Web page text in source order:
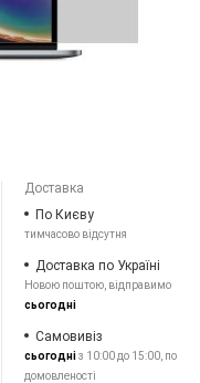
Доставка
По Києву
тимчасово відсутня
Доставка по Україні
Новою поштою, відправимо
сьогодні
Самовивіз
сьогодніз 10:00 до 15:00, по
домовленості